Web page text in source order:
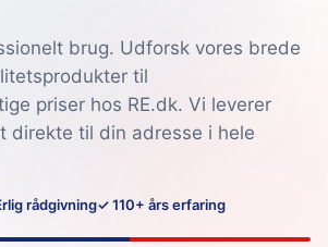
brug. Udforsk vores brede
til
priser hos RE.dk. Vi leverer
direkte til din adresse i hele
rådgivning✓ 110+ års erfaring